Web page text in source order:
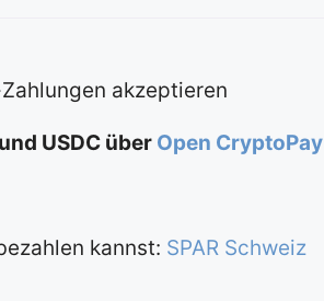
akzeptieren
USDC über Open CryptoPay
kannst: SPAR Schweiz